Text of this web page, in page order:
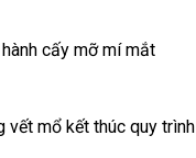
cấy mỡ mí mắt
vết mổ kết thúc quy trình